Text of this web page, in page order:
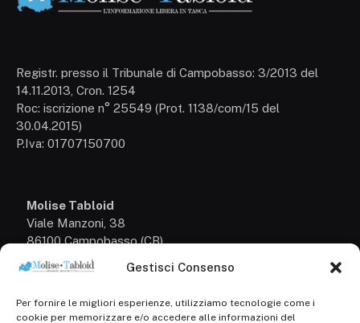
Gestisci Consenso
Per fornire le migliori esperienze, utilizziamo tecnologie come i
cookie per memorizzare e/o accedere alle informazioni del
Registr. presso il Tribunale di Campobasso: 3/2013 del
14.11.2013, Cron. 1254
Roc: iscrizione n° 25549 (Prot. 1138/com/15 del
30.04.2015)
P.Iva: 01707150700
Molise Tabloid
Viale Manzoni, 38
86100 Campobasso (CB)
+39 3333169466
Scrivici a: